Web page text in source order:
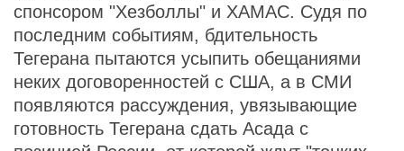
спонсором "Хезболлы" и ХАМАС. Судя по
последним событиям, бдительность
Тегерана пытаются усыпить обещаниями
неких договоренностей с США, а в СМИ
появляются рассуждения, увязывающие
готовность Тегерана сдать Асада с